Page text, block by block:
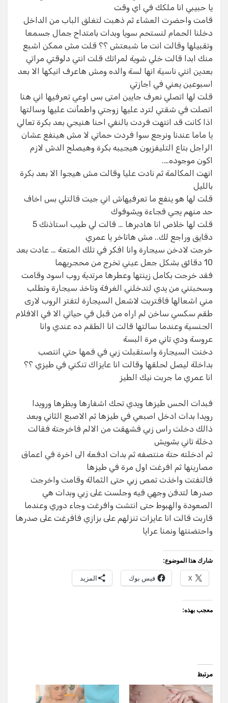
يا حبيبي انا ملكك في اي وقت
قامت واحضرت العشاء ثم ذهبت لتغلق الباب من الداخل
دخلنا الحمام لنستحم سويا وبدات بامتداح جمال جسمعا
وتقبيلها وقالت انت ما شبعتش ؟؟ قلت مش ممكن اشبع
منك ابدا قالت خلي شوية لمراتك قلت انتي دلوقتي مراتي
بعدين انتي ناسية انها لسة والده ومش هاعرف انيكها الا بعد
اسبوعين يعني في اجازتي
قلت لها اتصلي نعرف جايين امتى بس اوعي تعرفيها اني هنا
اتصلت في شقتي لترد عليها زوجتي واطمأنت عليها وسالتها
اذا كانت قد انتهت فردت بالنفي احنا هنيجي بعد بكرة تعالي
يا ماما عندنا ونرجع سوا فردت حماتي لا مش هينفع عشان
الراجل بتاع التليفزيون هيجيبه بكرة وهيصلح الدش لازم
اكون موجوده….
انهت المكالمة ثم نادت عليا وقالت مش هيجوا الا بعد بكرة
بالليل
قلت لها هو ينفع ما تعرفيهاش اني جيت قالتلي بس اخاف
حد منهم يجي فجاءة ويشوفوك
قلت لها خلاص انا هادبرها … قالت لي طيب استاذنك 5
دقايق وراجع لك.. مش هاتاخر يا عمري
خرجت لادخن سيجارة وانا افكر في تلك المتعة … عادت بعد
10 دقائق بشكل جعل عيني تخرج من محجريهما
فقد خرجت بكامل زينتها وعطرها مرتدية روب اسود وقامت
وسحبتني من يدي لتدخلني الغرفة وتاخذ سيجارة وتطلب
مني اشعالها فاقتربت لاشعل السيجارة لتفتر الروب لارى
طقم سكسي ساخن لم اراه من قبل في حياتي الا في الافلام
الجنسية وعندما سالتها قالت انا الطقم ده عندي وانا
عروسة ودي تاني مرة البسة
دخنت السيجارة واستقبلت زبي في فمها حتي انتصب
بداخلة ليصل لحلقها وقالت انا عايزاك تنكني في طيزي ؟؟
انا عمري ما جربت نيك الطيز
فبدات الحس طيزها ويدي تحك اشفارها وبظرها ورويدا
رويدا بدات ادخل اصبعي في طيزها ثم الاصبع الثاني وبعد
ذالك دخلت راس زبي فشهقت من الالم فاخرجتة فقالت
دخلة تاني بشويش
ثم ادخلته حتة منتصفه ثم بدات ادفعة الى اخرة في اعماق
مصارينها ثم افرغت اول مرة في طيزها
فالتفتت واخذت تمص زبي حتى الثمالة وقامت واخرجت
صدرها لتدفن وجهي فيه وجلست على زبي وبدات هي
الصعودة والهبوط حتى انتشت وافرغت وجاء دوري وعندما
قاربت قالت انا عايزات تنزلهم على بزازي فافرغت على صدرها
واحتضنتها ونمنا عرايا
شارك هذا الموضوع:
X فيس بوك المزيد
معجب بهذه:
مرتبط